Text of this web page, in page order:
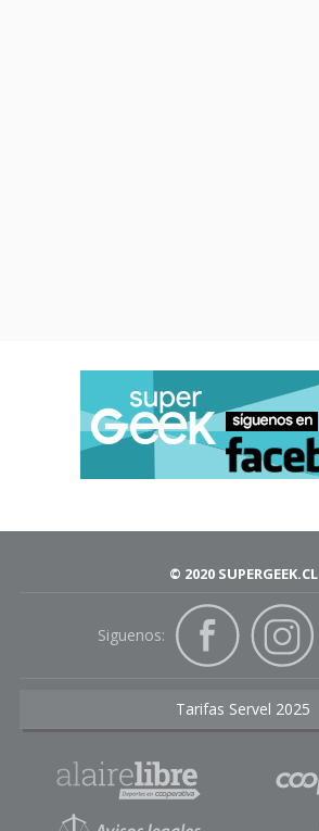
© 2020 SUPERGEEK.CL
Siguenos:
Tarifas Servel 2025